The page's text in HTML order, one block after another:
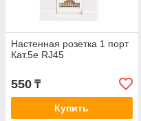
Настенная розетка 1 порт
Кат.5e RJ45
550 ₸
Купить